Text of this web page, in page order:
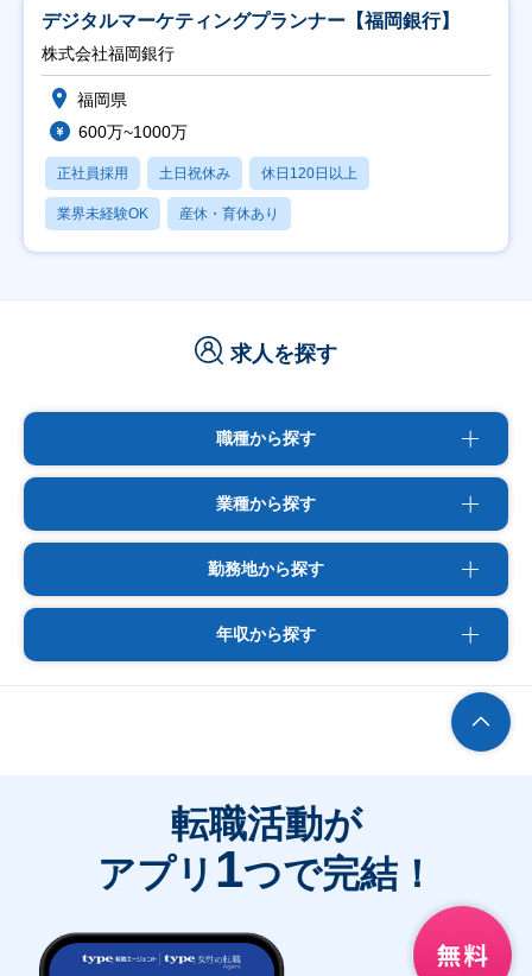
デジタルマーケティングプランナー【福岡銀行】
株式会社福岡銀行
福岡県
600万~1000万
正社員採用 土日祝休み 休日120日以上
業界未経験OK 産休・育休あり
求人を探す
職種から探す
業種から探す
勤務地から探す
年収から探す
転職活動が
アプリ 1つで完結！